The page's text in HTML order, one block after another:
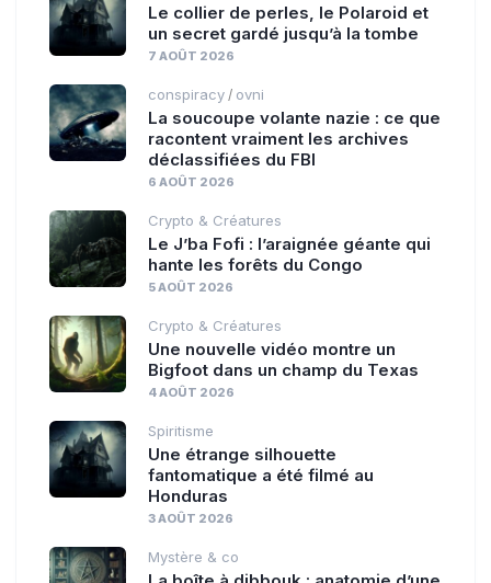
Le collier de perles, le Polaroid et
un secret gardé jusqu’à la tombe
7 AOÛT 2026
conspiracy / ovni
La soucoupe volante nazie : ce que
racontent vraiment les archives
déclassifiées du FBI
6 AOÛT 2026
Crypto & Créatures
Le J’ba Fofi : l’araignée géante qui
hante les forêts du Congo
5 AOÛT 2026
Crypto & Créatures
Une nouvelle vidéo montre un
Bigfoot dans un champ du Texas
4 AOÛT 2026
Spiritisme
Une étrange silhouette
fantomatique a été filmé au
Honduras
3 AOÛT 2026
Mystère & co